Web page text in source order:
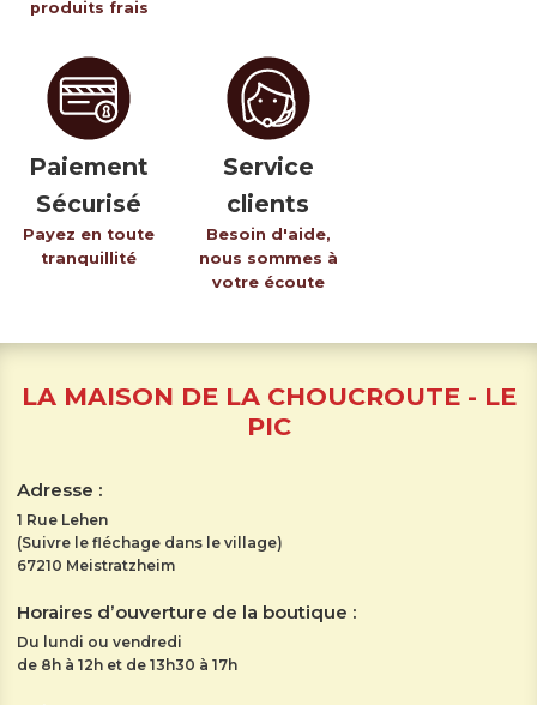
produits frais
Paiement
Sécurisé
Payez en toute
tranquillité
Service
clients
Besoin d'aide,
nous sommes à
votre écoute
LA MAISON DE LA CHOUCROUTE - LE
PIC
Adresse :
1 Rue Lehen
(Suivre le fléchage dans le village)
67210 Meistratzheim
Horaires d’ouverture de la boutique :
Du lundi ou vendredi
de 8h à 12h et de 13h30 à 17h